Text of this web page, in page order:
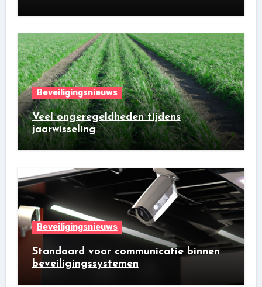
Beveiligingsnieuws
Veel ongeregeldheden tijdens
jaarwisseling
Beveiligingsnieuws
Standaard voor communicatie binnen
beveiligingssystemen